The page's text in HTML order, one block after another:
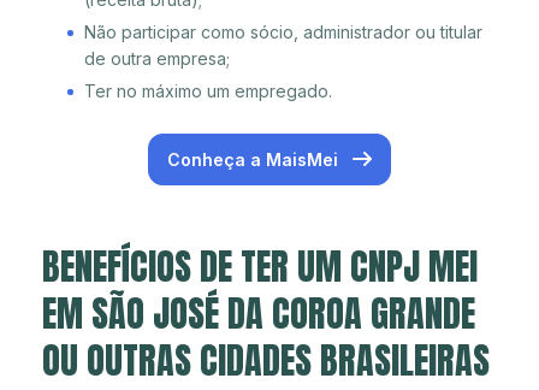
Não participar como sócio, administrador ou titular
de outra empresa;
Ter no máximo um empregado.
Conheça a MaisMei
BENEFÍCIOS DE TER UM CNPJ MEI
EM SÃO JOSÉ DA COROA GRANDE
OU OUTRAS CIDADES BRASILEIRAS